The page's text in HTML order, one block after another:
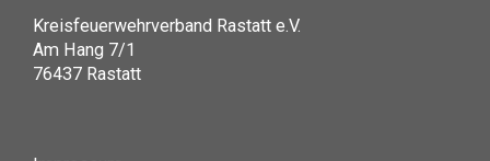
Kreisfeuerwehrverband Rastatt e.V.
Am Hang 7/1
76437 Rastatt